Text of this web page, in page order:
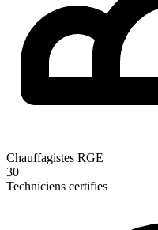
Chauffagistes RGE
30
Techniciens certifies